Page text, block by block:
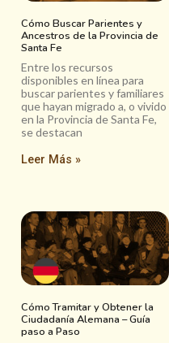
Cómo Buscar Parientes y
Ancestros de la Provincia de
Santa Fe
Entre los recursos
disponibles en línea para
buscar parientes y familiares
que hayan migrado a, o vivido
en la Provincia de Santa Fe,
se destacan
Leer Más »
Cómo Tramitar y Obtener la
Ciudadanía Alemana – Guía
paso a Paso